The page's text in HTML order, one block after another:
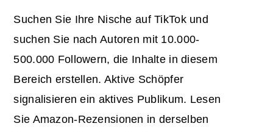
Suchen Sie Ihre Nische auf TikTok und
suchen Sie nach Autoren mit 10.000-
500.000 Followern, die Inhalte in diesem
Bereich erstellen. Aktive Schöpfer
signalisieren ein aktives Publikum. Lesen
Sie Amazon-Rezensionen in derselben